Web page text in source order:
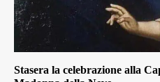
Stasera la celebrazione alla